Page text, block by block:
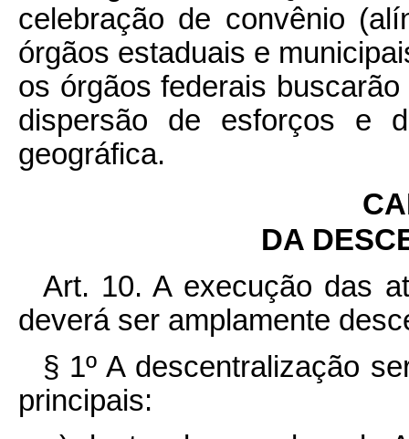
celebração de convênio
órgãos estaduais e
os órgãos federais
dispersão de esforços e
geográfica.
DA
Art. 10. A execução das
deverá ser amplamente
§ 1º A descentralização
principais: